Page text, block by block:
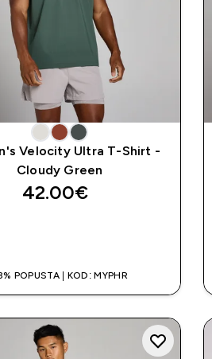
Velocity Ultra T-Shirt -
Cloudy Green
42.00€‎
POPUSTA | KOD: MYPHR